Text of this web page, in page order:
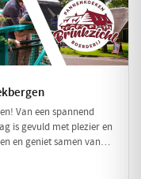
Van een spannend
is gevuld met plezier en
en geniet samen van